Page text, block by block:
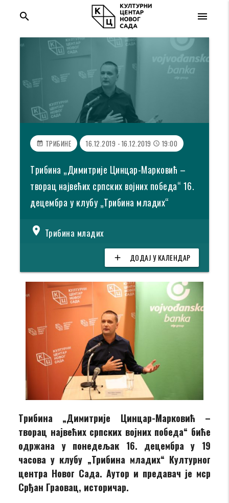
menu
search
event_note ТРИБИНЕ 16.12.2019 - 16.12.2019 access_time 19:00
Tрибина „Димитрије Цинцар-Марковић –
творац највећих српских војних победа“ 16.
децембра у клубу „Трибина младих“
location_on Трибина младих
add ДОДАЈ У КАЛЕНДАР
Tрибина „Димитрије Цинцар-Марковић –
творац највећих српских војних победа“ биће
одржана у понедељак 16. децембра у 19
часова у клубу „Трибина младих“ Културног
центра Новог Сада. Аутор и предавач је мср
Срђан Граовац, историчар.